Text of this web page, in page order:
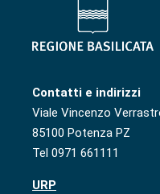
Contatti e indirizzi
Viale Vincenzo
85100 Potenza PZ
Tel 0971 661111
URP